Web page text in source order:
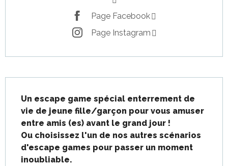
Page Facebook
Page Instagram
Un escape game spécial enterrement de
vie de jeune fille/garçon pour vous amuser
entre amis (es) avant le grand jour !
Ou choisissez l'un de nos autres scénarios
d'escape games pour passer un moment
inoubliable.